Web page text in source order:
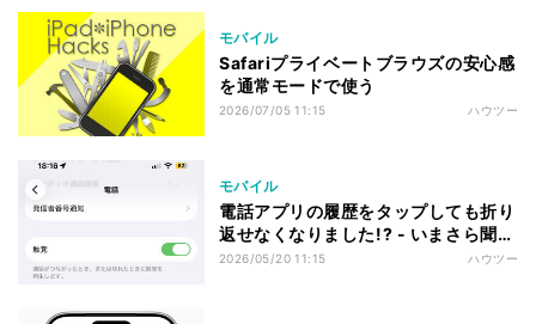
モバイル
Safariプライベートブラウズの安心感
を通常モードで使う
2026/07/05 11:15 ハウツー
モバイル
電話アプリの履歴をタップしても折り
返せなくなりました!? - いまさら聞け
ないiPhoneのなぜ
2026/05/20 11:15 ハウツー